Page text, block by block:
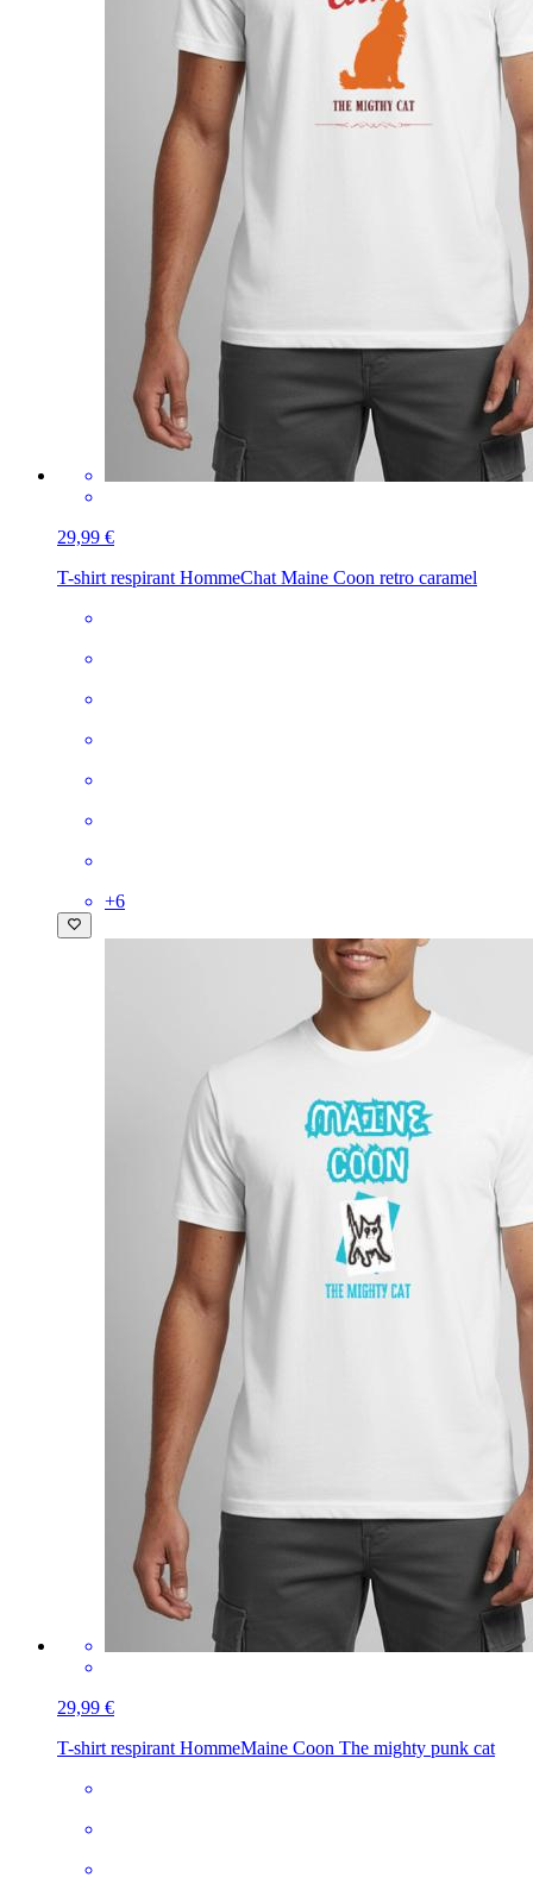
29,99 €
T-shirt respirant HommeChat Maine Coon retro caramel
+6
29,99 €
T-shirt respirant HommeMaine Coon The mighty punk cat